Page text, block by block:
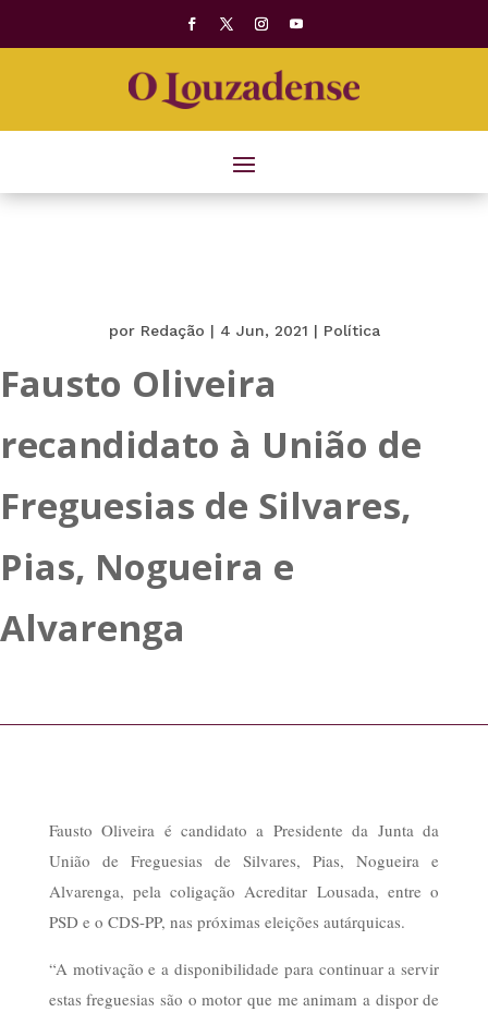
por Redação | 4 Jun, 2021 | Política
Fausto Oliveira
recandidato à União de
Freguesias de Silvares,
Pias, Nogueira e
Alvarenga
Fausto Oliveira é candidato a Presidente da Junta da
União de Freguesias de Silvares, Pias, Nogueira e
Alvarenga, pela coligação Acreditar Lousada, entre o
PSD e o CDS-PP, nas próximas eleições autárquicas.
“A motivação e a disponibilidade para continuar a servir
estas freguesias são o motor que me animam a dispor de